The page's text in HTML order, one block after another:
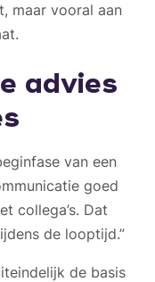
maar vooral aan
advies
van een
goed
collega’s. Dat
de looptijd.”
de basis